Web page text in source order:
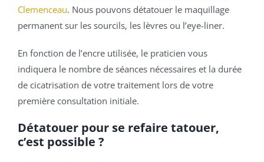
Clemenceau. Nous pouvons détatouer le maquillage
permanent sur les sourcils, les lèvres ou l’eye-liner.
En fonction de l’encre utilisée, le praticien vous
indiquera le nombre de séances nécessaires et la durée
de cicatrisation de votre traitement lors de votre
première consultation initiale.
Détatouer pour se refaire tatouer,
c’est possible ?